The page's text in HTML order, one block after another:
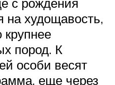
на худощавость,
крупнее
пород. К
особи весят
еще через